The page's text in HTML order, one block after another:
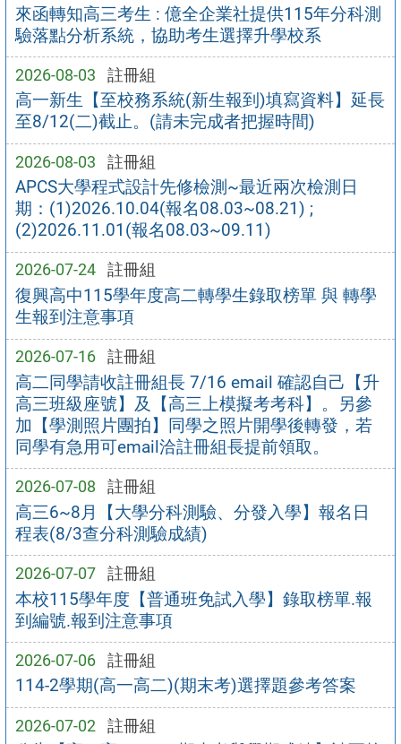
來函轉知高三考生 : 億全企業社提供115年分科測
驗落點分析系統，協助考生選擇升學校系
2026-08-03 註冊組
高一新生【至校務系統(新生報到)填寫資料】延長
至8/12(二)截止。(請未完成者把握時間)
2026-08-03 註冊組
APCS大學程式設計先修檢測~最近兩次檢測日
期：(1)2026.10.04(報名08.03~08.21) ;
(2)2026.11.01(報名08.03~09.11)
2026-07-24 註冊組
復興高中115學年度高二轉學生錄取榜單 與 轉學
生報到注意事項
2026-07-16 註冊組
高二同學請收註冊組長 7/16 email 確認自己【升
高三班級座號】及【高三上模擬考考科】。另參
加【學測照片團拍】同學之照片開學後轉發，若
同學有急用可email洽註冊組長提前領取。
2026-07-08 註冊組
高三6~8月【大學分科測驗、分發入學】報名日
程表(8/3查分科測驗成績)
2026-07-07 註冊組
本校115學年度【普通班免試入學】錄取榜單.報
到編號.報到注意事項
2026-07-06 註冊組
114-2學期(高一高二)(期末考)選擇題參考答案
2026-07-02 註冊組